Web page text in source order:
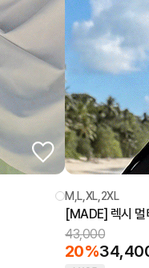
M,L,XL,2XL
[MADE] 렉시 멀
43,000
20%